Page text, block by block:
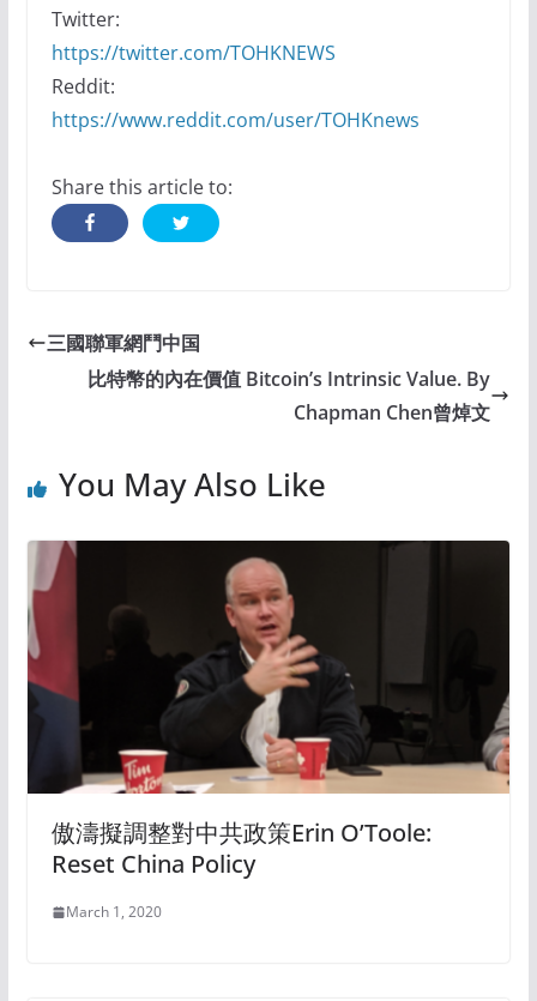
Twitter:
https://twitter.com/TOHKNEWS
Reddit:
https://www.reddit.com/user/TOHKnews
Share this article to:
三國聯軍網鬥中国
比特幣的內在價值 Bitcoin’s Intrinsic Value. By
Chapman Chen曾焯文
You May Also Like
傲濤擬調整對中共政策Erin O’Toole:
Reset China Policy
March 1, 2020